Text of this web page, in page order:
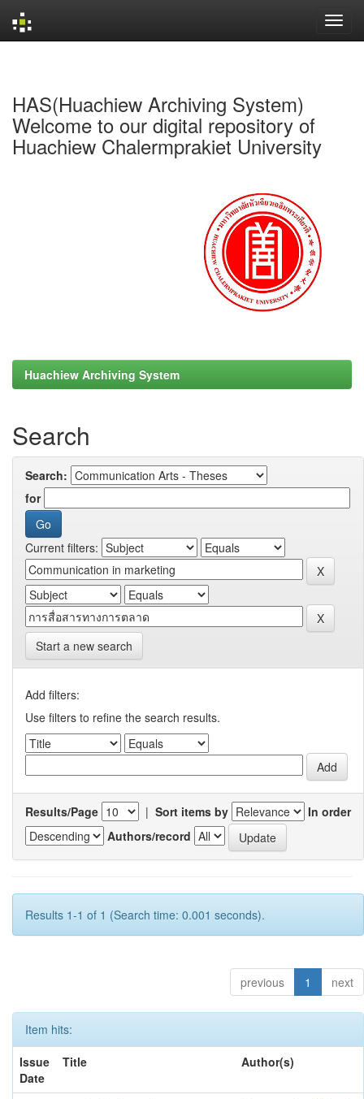
HAS(Huachiew Archiving System)
Welcome to our digital repository of
Huachiew Chalermprakiet University
Huachiew Archiving System
Search
Search:
for
Current filters:
Start a new search
Add filters:
Use filters to refine the search results.
Results/Page | Sort items by
In order
Authors/record
Results 1-1 of 1 (Search time: 0.001 seconds).
previous 1 next
Item hits:
Issue
Date
Title Author(s)